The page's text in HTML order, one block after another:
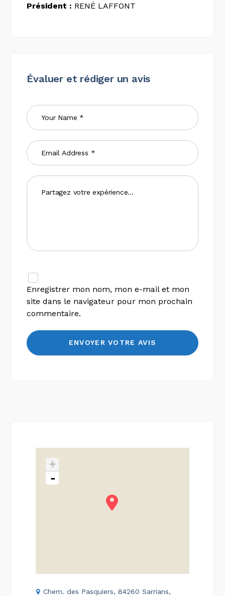
Président : RENÉ LAFFONT
Évaluer et rédiger un avis
Enregistrer mon nom, mon e-mail et mon
site dans le navigateur pour mon prochain
commentaire.
+
-
Chem. des Pasquiers, 84260 Sarrians,